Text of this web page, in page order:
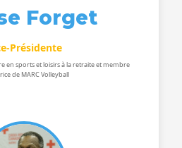
Forget
Présidente
en sports et loisirs à la retraite et membre
de MARC Volleyball